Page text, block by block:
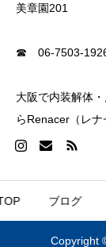
美章園201
☎ 06-7503-
大阪で内装解体
らRenacer（レナ
ブログ
Copyright

お電話